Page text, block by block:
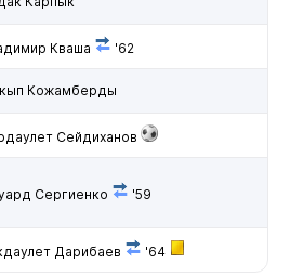
Кваша '62
Кожамберды
Сейдиханов
Сергиенко '59
Дарибаев '64